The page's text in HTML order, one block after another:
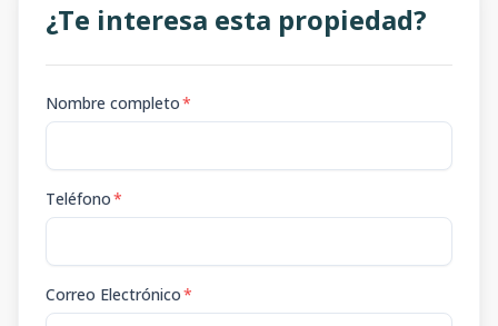
¿Te interesa esta propiedad?
Nombre completo*
Teléfono*
Correo Electrónico*